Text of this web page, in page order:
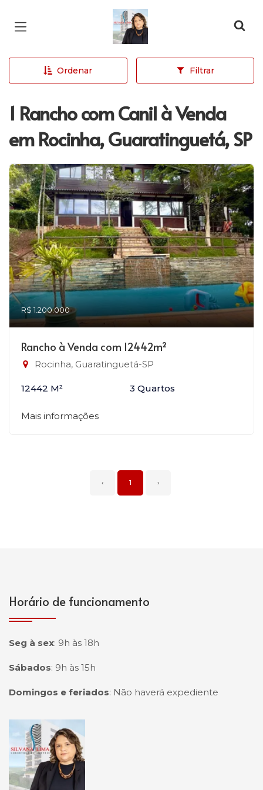
Página inicial
Ordenar Filtrar
1 Rancho com Canil à Venda
em Rocinha, Guaratinguetá, SP
R$ 1.200.000
Rancho à Venda com 12442m²
Rocinha, Guaratinguetá-SP
12442 M² 3 Quartos
Mais informações
‹ 1 ›
Horário de funcionamento
Seg à sex: 9h às 18h
Sábados: 9h às 15h
Domingos e feriados: Não haverá expediente
Página inicial